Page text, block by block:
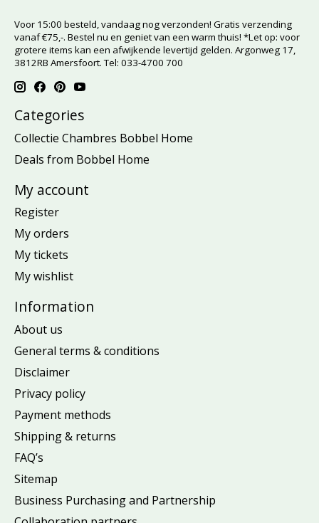
Voor 15:00 besteld, vandaag nog verzonden! Gratis verzending
vanaf €75,-. Bestel nu en geniet van een warm thuis! *Let op: voor
grotere items kan een afwijkende levertijd gelden. Argonweg 17,
3812RB Amersfoort. Tel: 033-4700 700
Categories
Collectie Chambres Bobbel Home
Deals from Bobbel Home
My account
Register
My orders
My tickets
My wishlist
Information
About us
General terms & conditions
Disclaimer
Privacy policy
Payment methods
Shipping & returns
FAQ’s
Sitemap
Business Purchasing and Partnership